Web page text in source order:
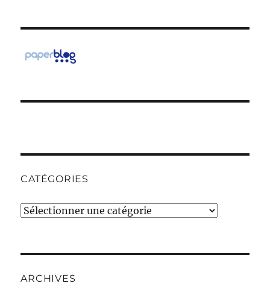
CATÉGORIES
Catégories
ARCHIVES